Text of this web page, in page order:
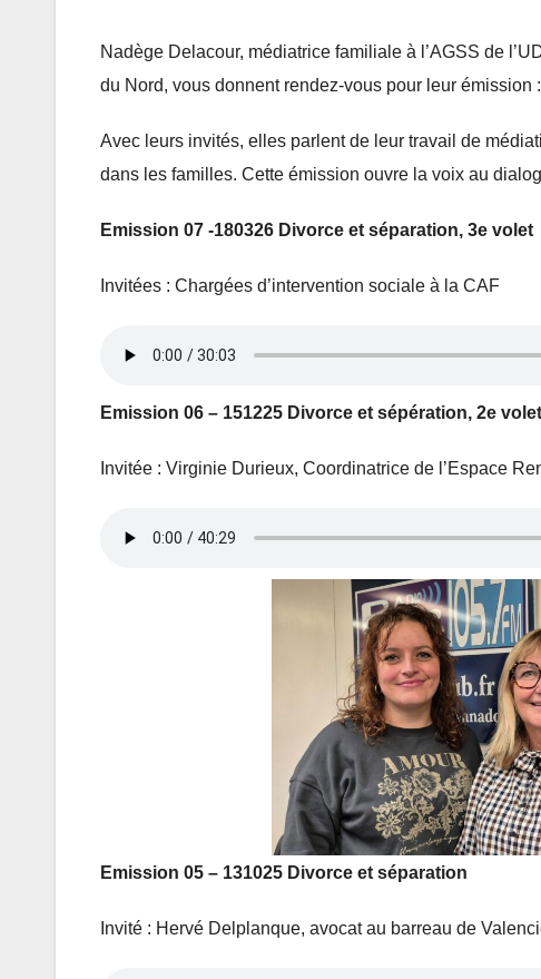
Nadège Delacour, médiatrice familiale à l’AGSS de
du Nord, vous donnent rendez-vous pour leur émission
Avec leurs invités, elles parlent de leur travail de
dans les familles. Cette émission ouvre la voix au
Emission 07 -180326 Divorce et séparation, 3e volet
Invitées : Chargées d’intervention sociale à la CAF
Emission 06 – 151225 Divorce et sépération, 2e volet
Invitée : Virginie Durieux, Coordinatrice de l’Espace
Emission 05 – 131025 Divorce et séparation
Invité : Hervé Delplanque, avocat au barreau de